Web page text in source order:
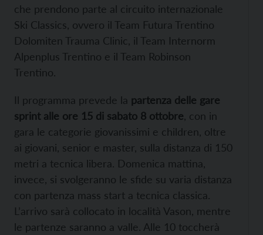
che prendono parte al circuito internazionale
Ski Classics, ovvero il Team Futura Trentino
Dolomiten Trauma Clinic, il Team Internorm
Alpenplus Trentino e il Team Robinson
Trentino.
Il programma prevede la partenza delle gare
sprint alle ore 15 di sabato 8 ottobre , con in
gara le categorie giovanissimi e children, oltre
ai giovani, senior e master, sulla distanza di 150
metri a tecnica libera. Domenica mattina,
invece, si svolgeranno le sfide su varia distanza
con partenza mass start a tecnica classica.
L’arrivo sarà collocato in località Vason, mentre
le partenze saranno a valle. Alle 10 toccherà